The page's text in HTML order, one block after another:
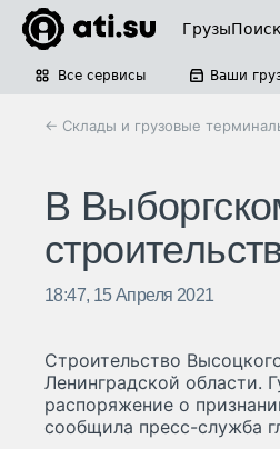
Грузы
Все сервисы Ваши
← Склады и грузовые
В
18:47, 15 Апреля 2021
Строительство
Ленинградской области.
распоряжение о
сообщила пресс-служба